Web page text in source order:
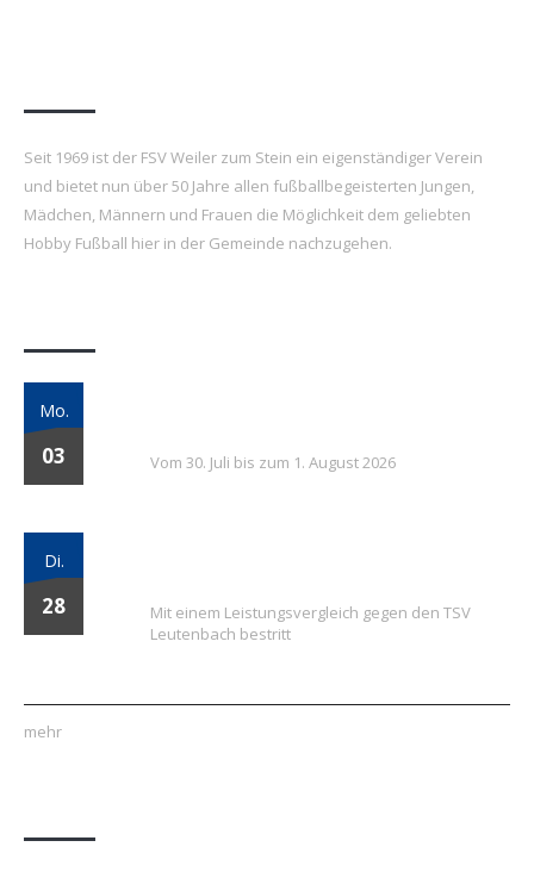
Seit 1969 ist der FSV Weiler zum Stein ein eigenständiger Verein
und bietet nun über 50 Jahre allen fußballbegeisterten Jungen,
Mädchen, Männern und Frauen die Möglichkeit dem geliebten
Hobby Fußball hier in der Gemeinde nachzugehen.
Mo.
03 Vom 30. Juli bis zum 1. August 2026
Di.
28
Mit einem Leistungsvergleich gegen den TSV
Leutenbach bestritt
mehr